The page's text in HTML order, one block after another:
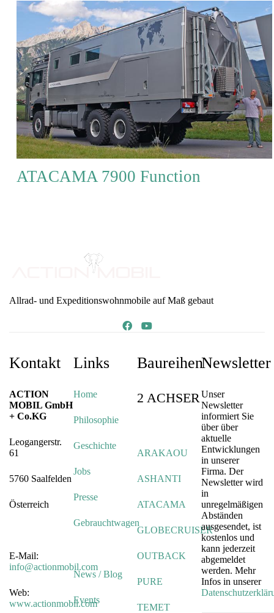
ATACAMA 7900 Function
Allrad- und Expeditionswohnmobile auf Maß gebaut
Kontakt
ACTION
MOBIL GmbH
+ Co.KG
Leogangerstr.
61
5760 Saalfelden
Österreich
E-Mail:
info@actionmobil.com
Web:
www.actionmobil.com
Links
Home
Philosophie
Geschichte
Jobs
Presse
Gebrauchtwagen
News / Blog
Events
Baureihen
2 ACHSER
ARAKAOU
ASHANTI
ATACAMA
GLOBECRUISER
OUTBACK
PURE
TEMET
Newsletter
Unser
Newsletter
informiert Sie
über über
aktuelle
Entwicklungen
in unserer
Firma. Der
Newsletter wird
in
unregelmäßigen
Abständen
ausgesendet, ist
kostenlos und
kann jederzeit
abgemeldet
werden. Mehr
Infos in unserer